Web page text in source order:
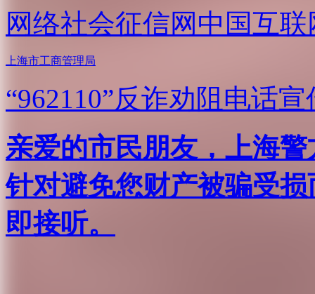
网络社会征信网 中国互
上海市工商管理局
“962110”反诈劝阻电话宣
亲爱的市民朋友，上海
针对避免您财产被骗受
即接听。